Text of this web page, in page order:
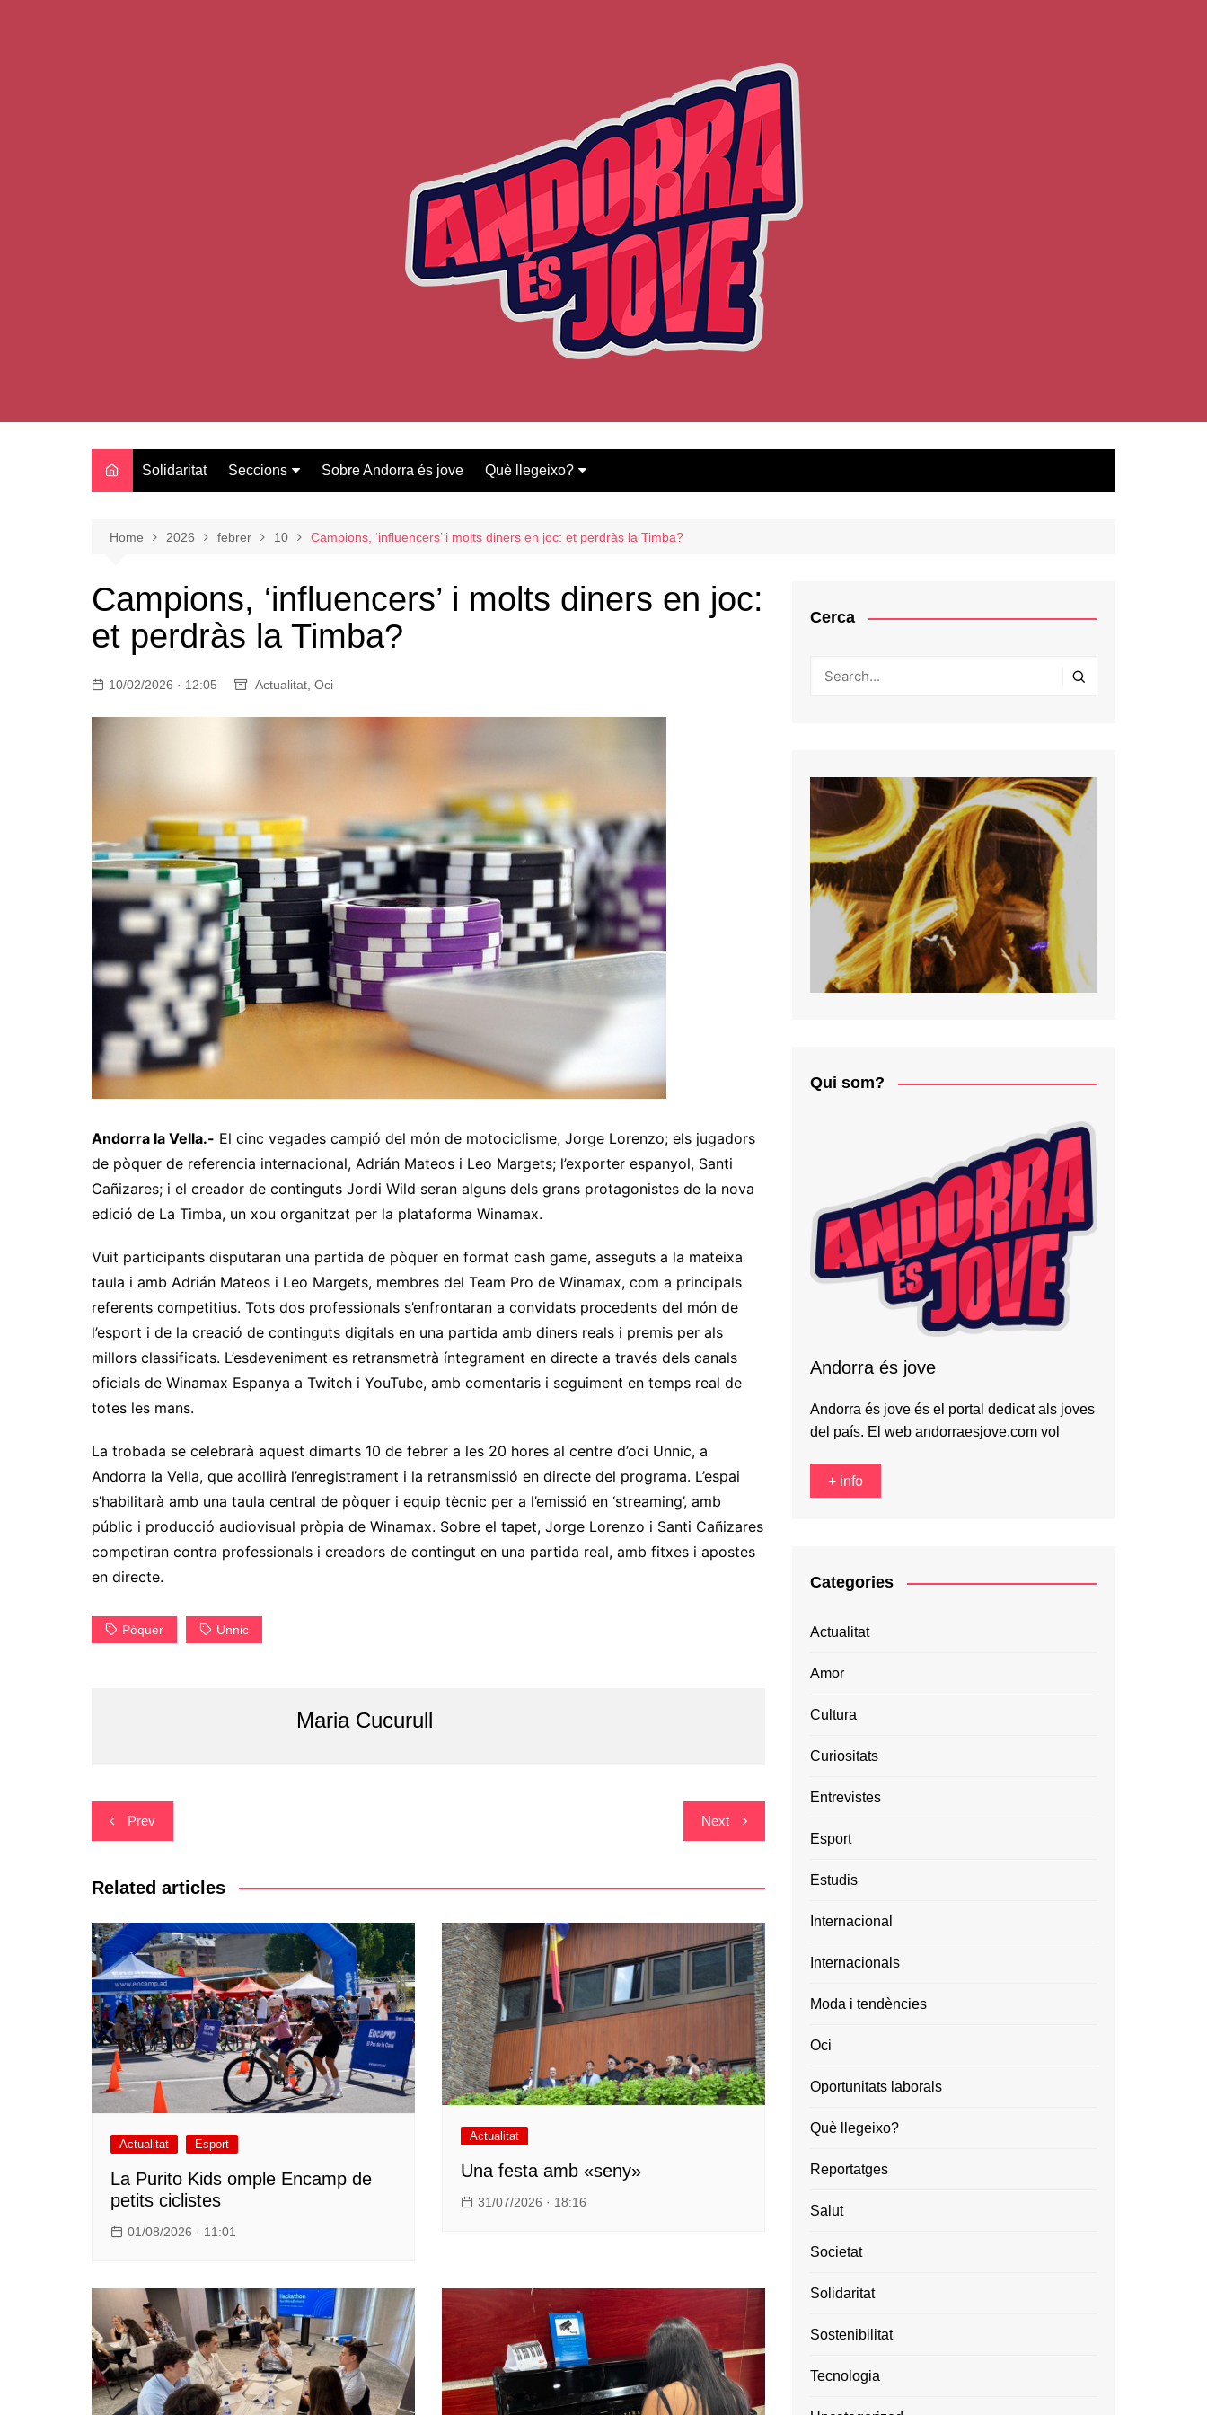
Solidaritat Seccions
Oci
Entrevistes
Salut
Tecnologia
Amor
Sobre Andorra és jove Què llegeixo?
Bases del concurs
Home 2026 febrer 10 Campions, ‘influencers’ i molts diners en joc: et perdràs la Timba?
Campions, ‘influencers’ i molts diners en joc:
et perdràs la Timba?
10/02/2026 · 12:05 Actualitat Oci
Andorra la Vella.- El cinc vegades campió del món de motociclisme, Jorge Lorenzo; els jugadors
de pòquer de referencia internacional, Adrián Mateos i Leo Margets; l’exporter espanyol, Santi
Cañizares; i el creador de continguts Jordi Wild seran alguns dels grans protagonistes de la nova
edició de La Timba, un xou organitzat per la plataforma Winamax.
Vuit participants disputaran una partida de pòquer en format cash game, asseguts a la mateixa
taula i amb Adrián Mateos i Leo Margets, membres del Team Pro de Winamax, com a principals
referents competitius. Tots dos professionals s’enfrontaran a convidats procedents del món de
l’esport i de la creació de continguts digitals en una partida amb diners reals i premis per als
millors classificats. L’esdeveniment es retransmetrà íntegrament en directe a través dels canals
oficials de Winamax Espanya a Twitch i YouTube, amb comentaris i seguiment en temps real de
totes les mans.
La trobada se celebrarà aquest dimarts 10 de febrer a les 20 hores al centre d’oci Unnic, a
Andorra la Vella, que acollirà l’enregistrament i la retransmissió en directe del programa. L’espai
s’habilitarà amb una taula central de pòquer i equip tècnic per a l’emissió en ‘streaming’, amb
públic i producció audiovisual pròpia de Winamax. Sobre el tapet, Jorge Lorenzo i Santi Cañizares
competiran contra professionals i creadors de contingut en una partida real, amb fitxes i apostes
en directe.
Pòquer Unnic
Maria Cucurull
Navegació
d'entrades
Prev Next
Related articles
Actualitat Esport
La Purito Kids omple Encamp de
petits ciclistes
01/08/2026 · 11:01
Actualitat
Una festa amb «seny»
31/07/2026 · 18:16
Cerca
Qui som?
Andorra és jove
Andorra és jove és el portal dedicat als joves
del país. El web andorraesjove.com vol
+ info
Categories
Actualitat
Amor
Cultura
Curiositats
Entrevistes
Esport
Estudis
Internacional
Internacionals
Moda i tendències
Oci
Oportunitats laborals
Què llegeixo?
Reportatges
Salut
Societat
Solidaritat
Sostenibilitat
Tecnologia